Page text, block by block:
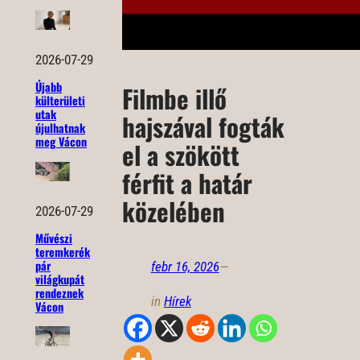
2026-07-29
Újabb
külterületi
utak
újulhatnak
meg Vácon
2026-07-29
Művészi
teremkerék
pár
világkupát
rendeznek
Vácon
Filmbe illő
hajszával fogták
el a szökött
férfit a határ
közelében
febr 16, 2026—
in Hírek